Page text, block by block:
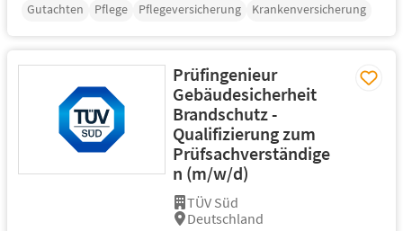
Gutachten
Pflege Pflegeversicherung Krankenversicherung
Prüfingenieur
Gebäudesicherheit
Brandschutz -
Qualifizierung zum
Prüfsachverständige
n (m/w/d)
TÜV Süd
Deutschland